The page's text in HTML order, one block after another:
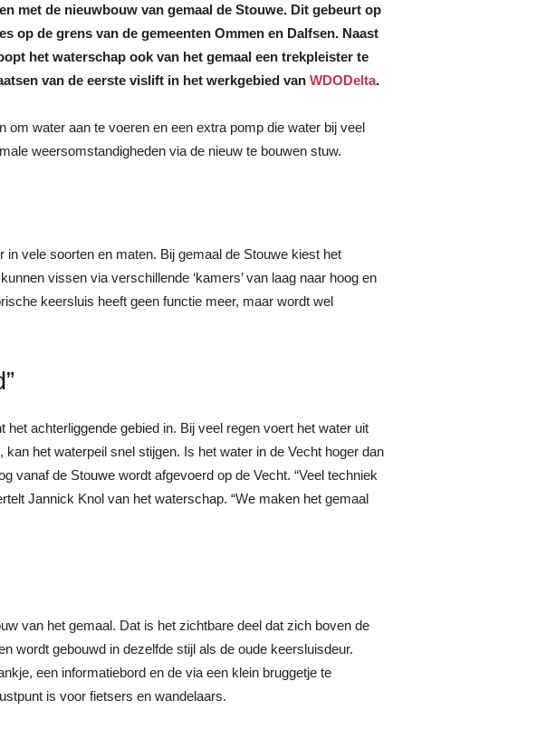
met de nieuwbouw van gemaal de Stouwe. Dit gebeurt op
op de grens van de gemeenten Ommen en Dalfsen. Naast
het waterschap ook van het gemaal een trekpleister te
van de eerste vislift in het werkgebied van WDODelta.
water aan te voeren en een extra pomp die water bij veel
weersomstandigheden via de nieuw te bouwen stuw.
vele soorten en maten. Bij gemaal de Stouwe kiest het
vissen via verschillende ‘kamers’ van laag naar hoog en
keersluis heeft geen functie meer, maar wordt wel
achterliggende gebied in. Bij veel regen voert het water uit
het waterpeil snel stijgen. Is het water in de Vecht hoger dan
vanaf de Stouwe wordt afgevoerd op de Vecht. “Veel techniek
Jannick Knol van het waterschap. “We maken het gemaal
van het gemaal. Dat is het zichtbare deel dat zich boven de
wordt gebouwd in dezelfde stijl als de oude keersluisdeur.
een informatiebord en de via een klein bruggetje te
is voor fietsers en wandelaars.